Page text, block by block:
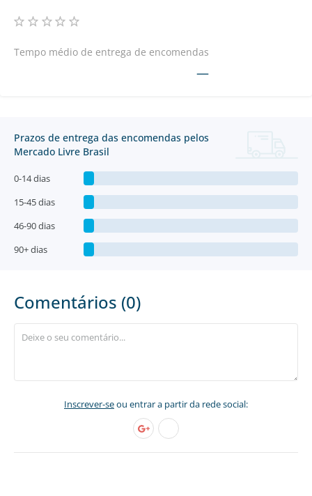
Tempo médio de entrega de encomendas
—
Prazos de entrega das encomendas pelos
Mercado Livre Brasil
0-14 dias
15-45 dias
46-90 dias
90+ dias
Comentários (0)
Inscrever-seou entrar a partir da rede social: